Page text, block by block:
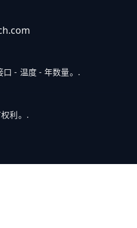
- 温度 - 年数量。.
利。.